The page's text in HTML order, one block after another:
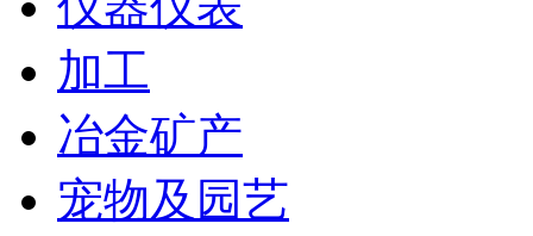
加工
冶金矿产
宠物及园艺